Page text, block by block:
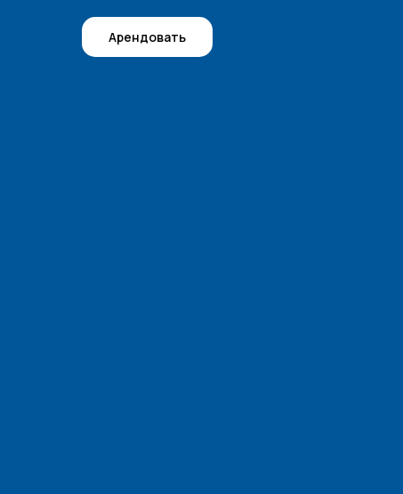
Арендовать